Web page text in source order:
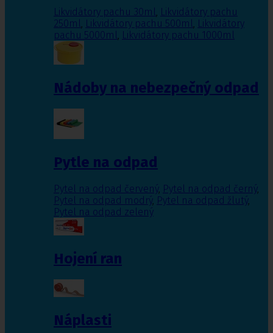
Likvidátory pachu 30ml, Likvidátory pachu
250ml, Likvidátory pachu 500ml, Likvidátory
pachu 5000ml, Likvidátory pachu 1000ml
Nádoby na nebezpečný odpad
Pytle na odpad
Pytel na odpad červený, Pytel na odpad černý,
Pytel na odpad modrý, Pytel na odpad žlutý,
Pytel na odpad zelený
Hojení ran
Náplasti